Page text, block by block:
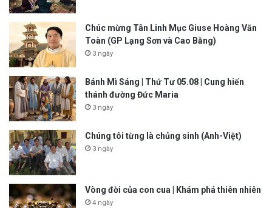
Chúc mừng Tân Linh Mục Giuse Hoàng Văn
Toàn (GP Lạng Sơn và Cao Bằng)
3 ngày
Bánh Mì Sáng | Thứ Tư 05.08 | Cung hiến
thánh đường Đức Maria
3 ngày
Chúng tôi từng là chủng sinh (Anh-Việt)
3 ngày
Vòng đời của con cua | Khám phá thiên nhiên
4 ngày